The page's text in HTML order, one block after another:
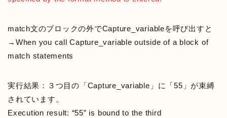
match文のブロックの外でCapture_variableを呼び出すと
→When you call Capture_variable outside of a block of
match statements
実行結果：３つ目の「Capture_variable」に「55」が束縛
されています。
Execution result: “55” is bound to the third